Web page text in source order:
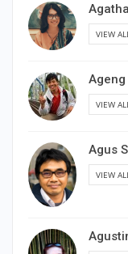
VIEW
VIEW
Agus
VIEW